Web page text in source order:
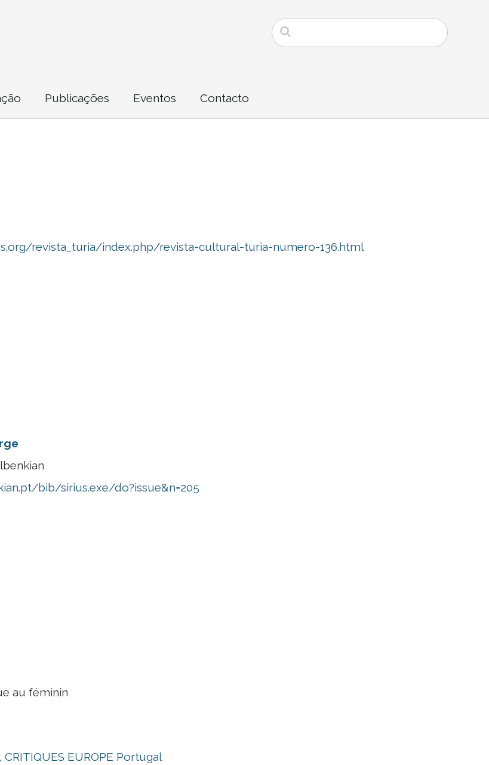
Publicações Eventos Contacto
revista_turia/index.php/revista-cultural-turia-numero-136.html
bib/sirius.exe/do?issue&n=205
au féminin
CRITIQUES EUROPE Portugal